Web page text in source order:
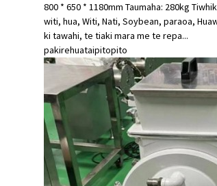
800 * 650 * 1180mm Taumaha: 280kg
witi, hua, Witi, Nati, Soybean, paraoa,
ki tawahi, te tiaki mara me te repa...
pakirehuataipitopito